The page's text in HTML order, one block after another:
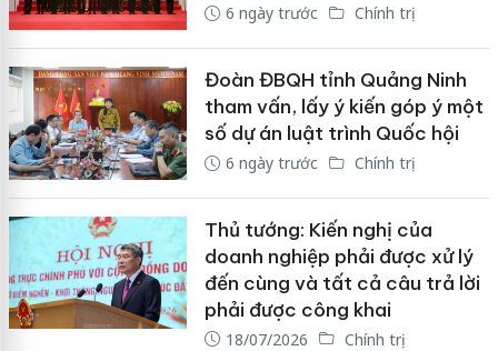
6 ngày trước Chính trị
Đoàn ĐBQH tỉnh Quảng Ninh
tham vấn, lấy ý kiến góp ý một
số dự án luật trình Quốc hội
6 ngày trước Chính trị
Thủ tướng: Kiến nghị của
doanh nghiệp phải được xử lý
đến cùng và tất cả câu trả lời
phải được công khai
18/07/2026 Chính trị